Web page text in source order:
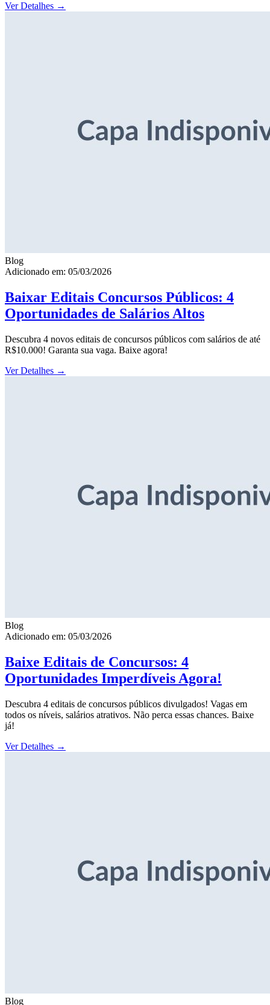
Ver Detalhes →
Blog
Adicionado em: 05/03/2026
Baixar Editais Concursos Públicos: 4
Oportunidades de Salários Altos
Descubra 4 novos editais de concursos públicos com salários de até
R$10.000! Garanta sua vaga. Baixe agora!
Ver Detalhes →
Blog
Adicionado em: 05/03/2026
Baixe Editais de Concursos: 4
Oportunidades Imperdíveis Agora!
Descubra 4 editais de concursos públicos divulgados! Vagas em
todos os níveis, salários atrativos. Não perca essas chances. Baixe
já!
Ver Detalhes →
Blog